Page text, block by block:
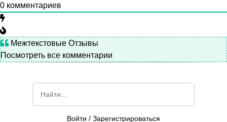
0 комментариев
Межтекстовые Отзывы
Посмотреть все комментарии
Войти / Зарегистрироваться